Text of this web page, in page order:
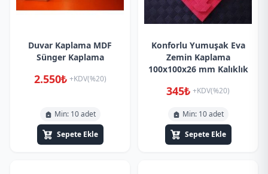
Duvar Kaplama MDF
Sünger Kaplama
2.550₺ +KDV(%20)
Min: 10 adet
Sepete Ekle
Konforlu Yumuşak Eva
Zemin Kaplama
100x100x26 mm Kalıklık
345₺ +KDV(%20)
Min: 10 adet
Sepete Ekle